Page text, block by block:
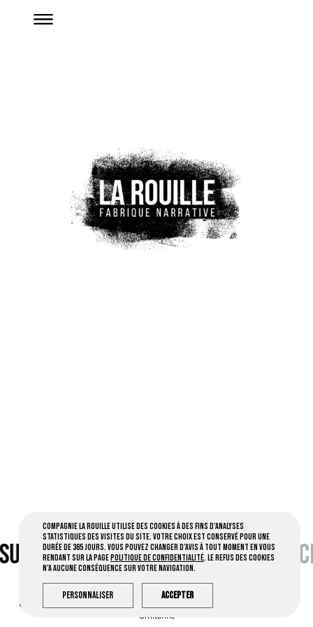
FB •CLIC•CONTACT PAR MAIL •
Compagnie la Rouille © 2026 Tous droits réservés -
Ornitorinc
Compagnie la Rouille utilise des cookies à des fins d’analyses
statistiques des visites du site. Votre choix est conservé pour une
durée de 365 jours. Vous pouvez changer d’avis à tout moment en vous
rendant sur la page Politique de confidentialité. Le refus des cookies
n’a aucune conséquence sur votre navigation.
Personnaliser Accepter